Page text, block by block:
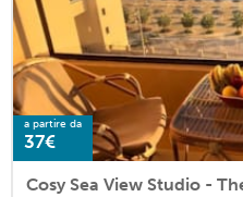
a partire da
37€
Cosy Sea View Studio -